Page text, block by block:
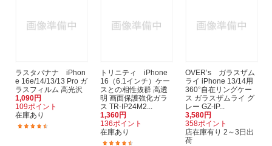
ラスタバナナ iPhon
e 16e/14/13/13 Pro ガ
ラスフィルム 高光沢
1,090円
109ポイント
在庫あり
トリニティ iPhone
16（6.1インチ）ケー
スとの相性抜群 高透
明 画面保護強化ガラ
ス TR-IP24M2...
1,360円
136ポイント
在庫あり
OVER’s ガラスザム
ライ iPhone 13/14用
360°自在リングケー
ス ガラスザムライ グ
レー GZ-IP...
3,580円
358ポイント
店在庫有り 2～3日出
荷